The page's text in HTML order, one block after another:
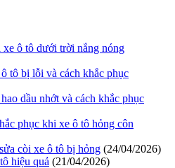
ô tô dưới trời nắng nóng
tô bị lỗi và cách khắc phục
dầu nhớt và cách khắc phục
phục khi xe ô tô hỏng côn
còi xe ô tô bị hỏng (24/04/2026)
hiệu quả (21/04/2026)